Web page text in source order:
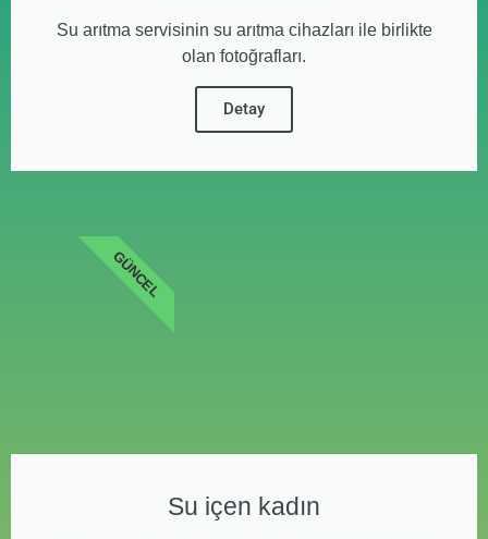
Su arıtma servisinin su arıtma cihazları ile birlikte
olan fotoğrafları.
Detay
Su içen kadın
GÜNCEL